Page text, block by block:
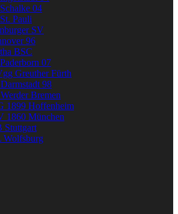
04
Pauli
SV
96
BSC
07
Greuther Fürth
98
Bremen
1899 Hoffenheim
1860 München
Stuttgart
Wolfsburg